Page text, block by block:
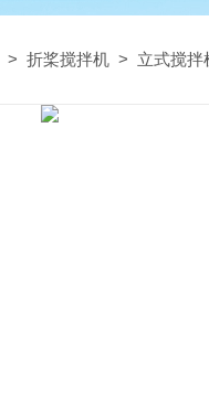
> 折桨搅拌机 > 立式搅拌